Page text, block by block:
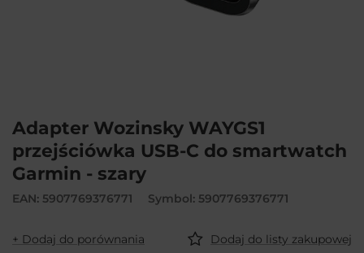
Adapter Wozinsky WAYGS1
przejściówka USB-C do smartwatch
Garmin - szary
EAN: 5907769376771 Symbol: 5907769376771
+ Dodaj do porównania Dodaj do listy zakupowej